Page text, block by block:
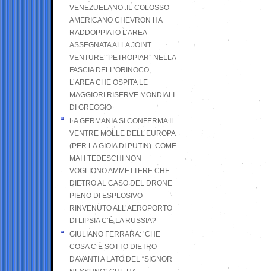
VENEZUELANO .IL COLOSSO
AMERICANO CHEVRON HA
RADDOPPIATO L’AREA
ASSEGNATA ALLA JOINT
VENTURE “PETROPIAR” NELLA
FASCIA DELL’ORINOCO,
L’AREA CHE OSPITA LE
MAGGIORI RISERVE MONDIALI
DI GREGGIO
LA GERMANIA SI CONFERMA IL
VENTRE MOLLE DELL’EUROPA
(PER LA GIOIA DI PUTIN). COME
MAI I TEDESCHI NON
VOGLIONO AMMETTERE CHE
DIETRO AL CASO DEL DRONE
PIENO DI ESPLOSIVO
RINVENUTO ALL’AEROPORTO
DI LIPSIA C’È LA RUSSIA?
GIULIANO FERRARA: ’CHE
COSA C’È SOTTO DIETRO
DAVANTI A LATO DEL “SIGNOR